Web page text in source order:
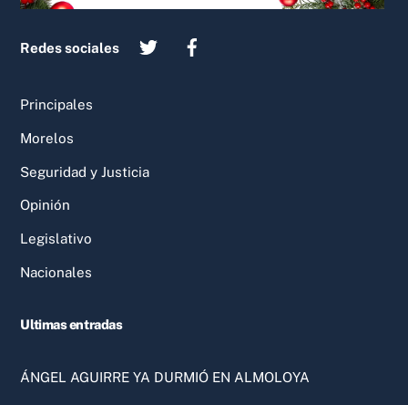
Redes sociales
Principales
Morelos
Seguridad y Justicia
Opinión
Legislativo
Nacionales
Ultimas entradas
ÁNGEL AGUIRRE YA DURMIÓ EN ALMOLOYA